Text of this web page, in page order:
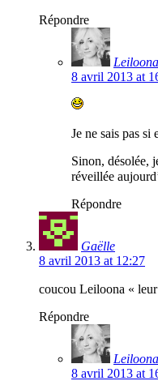
Répondre
Leiloona
8 avril 2013 at
Je ne sais pas
Sinon, désolée,
réveillée
Répondre
Gaëlle
8 avril 2013 at 12:27
coucou Leiloona «
Répondre
Leiloona
8 avril 2013 at